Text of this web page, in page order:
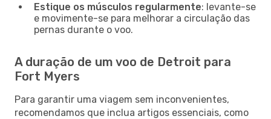
Estique os músculos regularmente: levante-se
e movimente-se para melhorar a circulação das
pernas durante o voo.
A duração de um voo de Detroit para
Fort Myers
Para garantir uma viagem sem inconvenientes,
recomendamos que inclua artigos essenciais, como